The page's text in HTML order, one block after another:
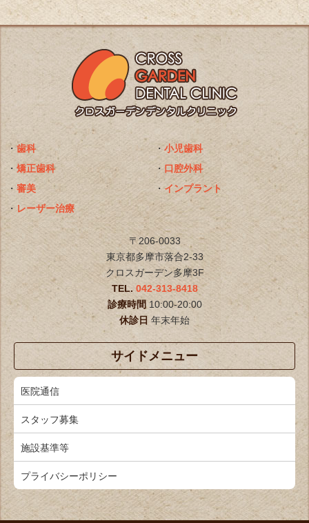
・歯科 ・小児歯科
・ 矯正歯科 ・口腔外科
・ 審美 ・インプラント
・ レーザー治療
〒206-0033
東京都多摩市落合2-33
クロスガーデン多摩3F
TEL. 042-313-8418
診療時間10:00-20:00
休診日 年末年始
サイドメニュー
医院通信
スタッフ募集
施設基準等
プライバシーポリシー